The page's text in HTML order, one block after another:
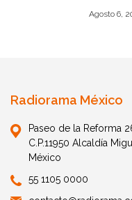
Agosto 6,
Radiorama México
Paseo de la Reforma
C.P.11950 Alcaldía
México
55 1105 0000